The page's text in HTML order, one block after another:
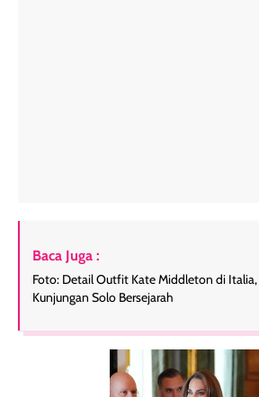
Baca Juga :
Foto: Detail Outfit Kate Middleton di Italia,
Kunjungan Solo Bersejarah